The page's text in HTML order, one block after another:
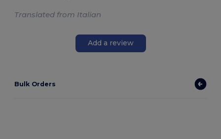
Translated from Italian
Add a review
Bulk Orders